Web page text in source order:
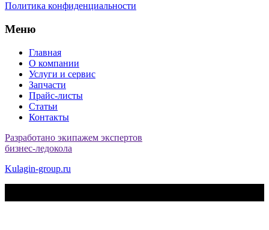
Политика конфиденциальности
Меню
Главная
О компании
Услуги и сервис
Запчасти
Прайс-листы
Статьи
Контакты
Разработано экипажем экспертов
бизнес-ледокола
Kulagin-group.ru